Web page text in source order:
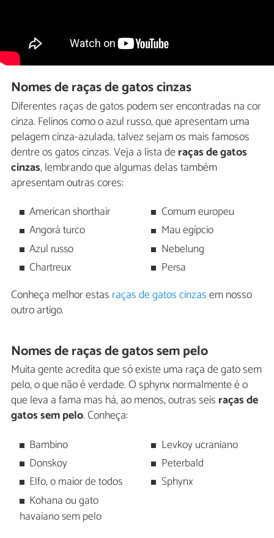
Nomes de raças de gatos cinzas
Diferentes raças de gatos podem ser encontradas na cor
cinza. Felinos como o azul russo, que apresentam uma
pelagem cinza-azulada, talvez sejam os mais famosos
dentre os gatos cinzas. Veja a lista deraças de gatos
cinzas, lembrando que algumas delas também
apresentam outras cores:
American shorthair
Angorá turco
Azul russo
Chartreux
Comum europeu
Mau egípcio
Nebelung
Persa
Conheça melhor estas raças de gatos cinzasem nosso
outro artigo.
Nomes de raças de gatos sem pelo
Muita gente acredita que só existe uma raça de gato sem
pelo, o que não é verdade. O sphynx normalmente é o
que leva a fama mas há, ao menos, outras seis raças de
gatos sem pelo. Conheça:
Bambino
Donskoy
Elfo, o maior de todos
Kohana ou gato
havaiano sem pelo
Levkoy ucraniano
Peterbald
Sphynx